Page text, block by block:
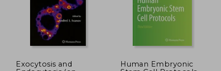
40% 40%
Exocytosis and
Human Embryonic